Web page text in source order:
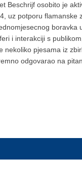
Beschrijf osobito je
uz potporu flamanske
boravka
i interakciji s
nekoliko pjesama iz
odgovarao na